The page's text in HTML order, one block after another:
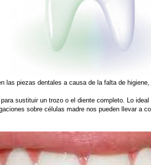
las piezas dentales a causa de la falta de
sustituir un trozo o el diente completo. Lo
sobre células madre nos pueden llevar a